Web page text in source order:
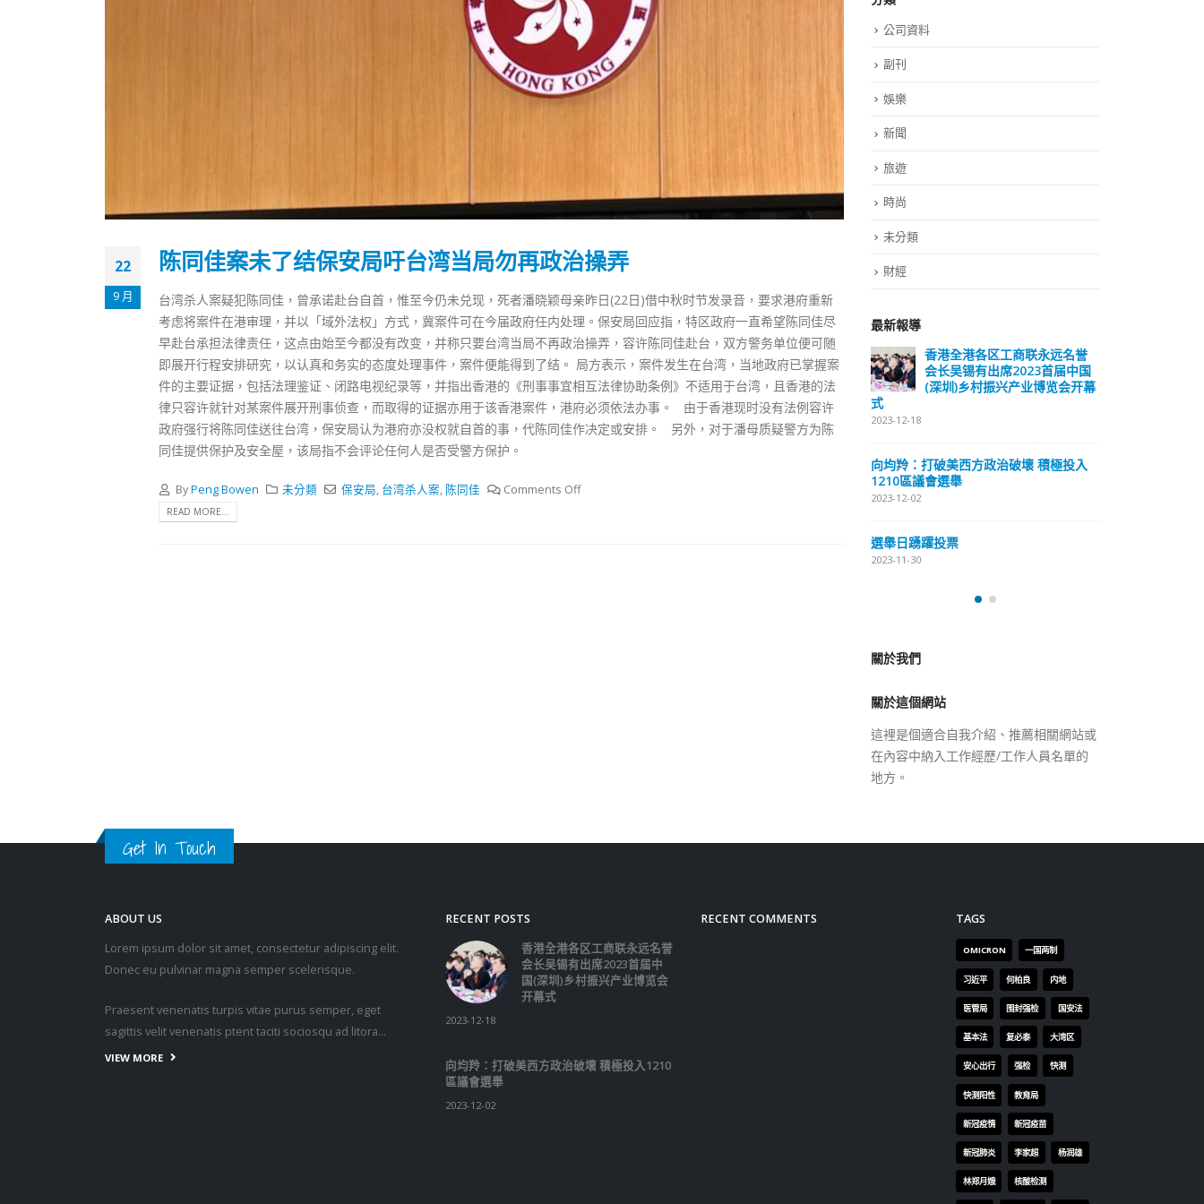
22
9 月
陈同佳案未了结保安局吁台湾当局勿再政治操弄
台湾杀人案疑犯陈同佳，曾承诺赴台自首，惟至今仍未兑现，死者潘晓颖母亲昨日(22日)借中秋时节发录音，要求港府重新
考虑将案件在港审理，并以「域外法权」方式，冀案件可在今届政府任内处理。保安局回应指，特区政府一直希望陈同佳尽
早赴台承担法律责任，这点由始至今都没有改变，并称只要台湾当局不再政治操弄，容许陈同佳赴台，双方警务单位便可随
即展开行程安排研究，以认真和务实的态度处理事件，案件便能得到了结。 局方表示，案件发生在台湾，当地政府已掌握案
件的主要证据，包括法理鉴证、闭路电视纪录等，并指出香港的《刑事事宜相互法律协助条例》不适用于台湾，且香港的法
律只容许就针对某案件展开刑事侦查，而取得的证据亦用于该香港案件，港府必须依法办事。 由于香港现时没有法例容许
政府强行将陈同佳送往台湾，保安局认为港府亦没权就自首的事，代陈同佳作决定或安排。 另外，对于潘母质疑警方为陈
同佳提供保护及安全屋，该局指不会评论任何人是否受警方保护。
ByPeng Bowen 未分類 保安局, 台湾杀人案, 陈同佳 Comments Off
READ MORE...
公司資料
副刊
娛樂
新聞
旅遊
時尚
未分類
財經
最新報導
香港全港各区工商联永远名誉
会长吴锡有出席2023首届中国
(深圳)乡村振兴产业博览会开幕
式
1210區議會選舉
2023-12-02
選舉日踴躍投票 文: 朱家健
2023-11-30
抹黑候選人涉選舉舞弊 文: 朱家健
2023-11-30
香港全港各区工商联永远名誉
会长吴锡有出席2023首届中国
(深圳)乡村振兴产业博览会开幕
式
2023-12-18
向均羚：打破美西方政治破壞 積極投入
1210區議會選舉
2023-12-02
選舉日踴躍投票
2023-11-30
關於我們
關於這個網站
這裡是個適合自我介紹、推薦相關網站或
在內容中納入工作經歷/工作人員名單的
地方。
Get In Touch
ABOUT US
Lorem ipsum dolor sit amet, consectetur adipiscing elit.
Donec eu pulvinar magna semper scelerisque.
Praesent venenatis turpis vitae purus semper, eget
sagittis velit venenatis ptent taciti sociosqu ad litora…
VIEW MORE
RECENT POSTS
香港全港各区工商联永远名誉
会长吴锡有出席2023首届中
国(深圳)乡村振兴产业博览会
开幕式
2023-12-18
向均羚：打破美西方政治破壞 積極投入1210
區議會選舉
2023-12-02
RECENT COMMENTS TAGS
OMICRON 一国两制
习近平 何柏良 内地
医管局 围封强检 国安法
基本法 复必泰 大湾区
安心出行 强检 快测
快测阳性 教育局
新冠疫情 新冠疫苗
新冠肺炎 李家超 杨润雄
林郑月娥 核酸检测